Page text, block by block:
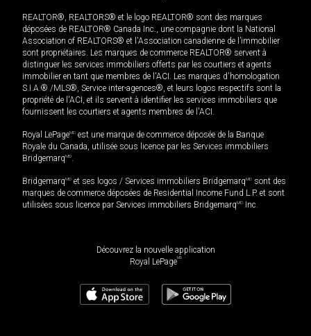
REALTOR®, REALTORS® et le logo REALTOR® sont des marques
déposées de REALTOR® Canada Inc., une compagnie dont la National
Association of REALTORS® et l'Association canadienne de l’immobilier
sont propriétaires. Les marques de commerce REALTOR® servent à
distinguer les services immobiliers offerts par les courtiers et agents
immobilier en tant que membres de l'ACI. Les marques d'homologation
S.I.A.® /MLS®, Service inter-agences®, et leurs logos respectifs sont la
propriété de l'ACI, et ils servent à identifier les services immobiliers que
fournissent les courtiers et agents membres de l'ACI.
Royal LePageMD est une marque de commerce déposée de la Banque
Royale du Canada, utilisée sous licence par les Services immobiliers
BridgemarqMD.
BridgemarqMD et ses logos / Services immobiliers BridgemarqMD sont des
marques de commerce déposées de Residential Income Fund L.P. et sont
utilisées sous licence par Services immobiliers BridgemarqMD Inc.
Découvrez la nouvelle application
Royal LePageMD